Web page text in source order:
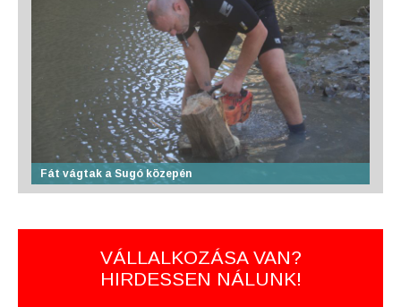
Fát vágtak a Sugó közepén
VÁLLALKOZÁSA VAN?
HIRDESSEN NÁLUNK!